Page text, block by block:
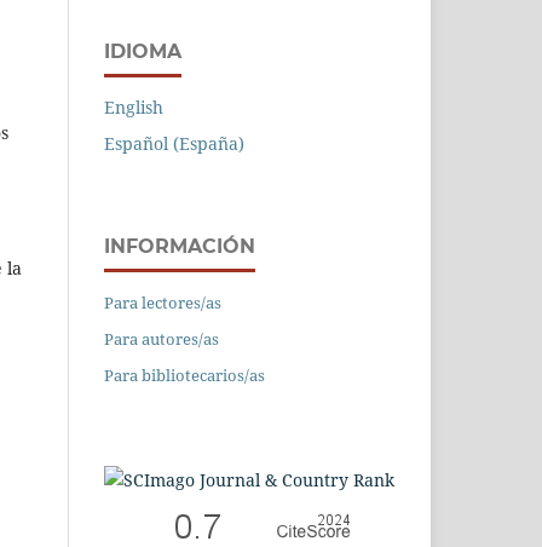
la
IDIOMA
English
Español (España)
INFORMACIÓN
Para lectores/as
Para autores/as
Para bibliotecarios/as